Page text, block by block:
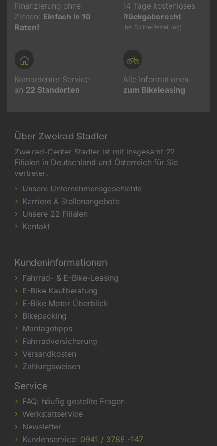
Finanzierung ohne
Zinsen: Einfach in 10
Raten!
14 Tage kostenloses
Rückgaberecht
(bei Online-Bestellung)
Kompetenter Service
an 22 Standorten
Alle Informationen
zum Bikeleasing
Über Zweirad Stadler
Zweirad-Center Stadler ist mit insgesamt 22
Filialen in Deutschland und Österreich für Sie
vertreten.
Unsere Unternehmensgeschichte
Karriere & Stellenangebote
Unsere 22 Filialen
Kontakt
Kundeninformationen
Fahrrad- & E-Bike-Leasing
E-Bike Kaufberatung
E-Bike Motor Überblick
Bikepacking
Montagetipps
Fahrradversicherung
Versandkosten
Zahlungsweisen
Service
FAQ: häufig gestellte Fragen
Werkstattservice
Newsletter
Kundenservice: 0941 / 3788 -147